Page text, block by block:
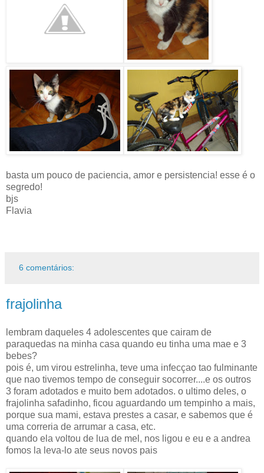
basta um pouco de paciencia, amor e persistencia! esse é o
segredo!
bjs
Flavia
6 comentários:
frajolinha
lembram daqueles 4 adolescentes que cairam de
paraquedas na minha casa quando eu tinha uma mae e 3
bebes?
pois é, um virou estrelinha, teve uma infecçao tao fulminante
que nao tivemos tempo de conseguir socorrer....e os outros
3 foram adotados e muito bem adotados. o ultimo deles, o
frajolinha safadinho, ficou aguardando um tempinho a mais,
porque sua mami, estava prestes a casar, e sabemos que é
uma correria de arrumar a casa, etc.
quando ela voltou de lua de mel, nos ligou e eu e a andrea
fomos la leva-lo ate seus novos pais